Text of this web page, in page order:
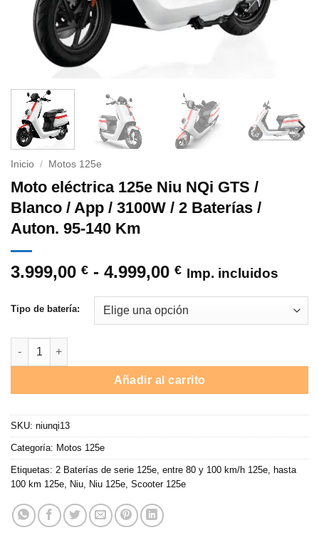
Inicio / Motos 125e
Moto eléctrica 125e Niu NQi GTS /
Blanco / App / 3100W / 2 Baterías /
Auton. 95-140 Km
3.999,00 € - 4.999,00 €Rango
precios:
desde
4.999,00 €
Imp. incluidos
Tipo de batería:
Moto eléctrica 125e Niu NQi GTS / Blanco / App / 3100W / 2
Añadir al carrito
SKU: niunqi13
Categoría: Motos 125e
Etiquetas: 2 Baterías de serie 125e entre 80 y 100 km/h 125e hasta
100 km 125e Niu Niu 125e Scooter 125e